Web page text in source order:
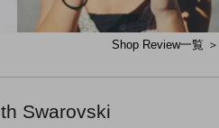
Shop Review一覧 ＞
Swarovski